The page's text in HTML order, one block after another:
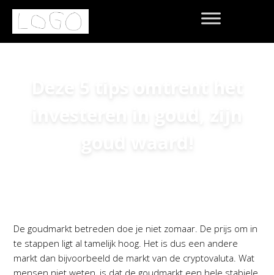
De goudmarkt betreden doe je niet zomaar. De prijs om in
te stappen ligt al tamelijk hoog. Het is dus een andere
markt dan bijvoorbeeld de markt van de cryptovaluta. Wat
mensen niet weten, is dat de goudmarkt een hele stabiele